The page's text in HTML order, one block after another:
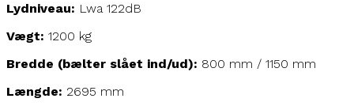
Lydniveau: Lwa 122dB
Vægt: 1200 kg
Bredde (bælter slået ind/ud): 800 mm / 1150 mm
Længde: 2695 mm